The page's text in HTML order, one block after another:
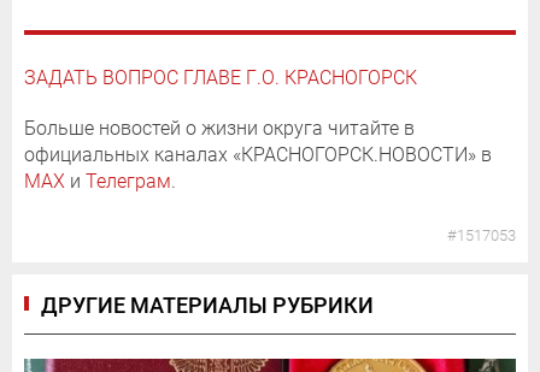
ЗАДАТЬ ВОПРОС ГЛАВЕ Г.О. КРАСНОГОРСК
Больше новостей о жизни округа читайте в
официальных каналах «КРАСНОГОРСК.НОВОСТИ» в
MAX и Телеграм.
#1517053
ДРУГИЕ МАТЕРИАЛЫ РУБРИКИ